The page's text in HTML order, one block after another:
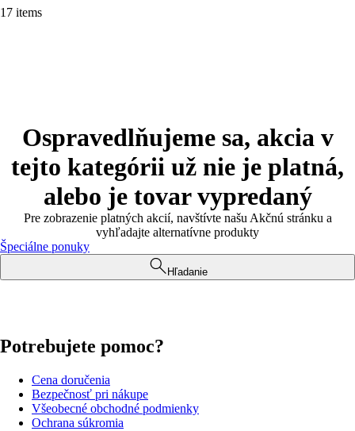
17 items
Ospravedlňujeme sa, akcia v
tejto kategórii už nie je platná,
alebo je tovar vypredaný
Pre zobrazenie platných akcií, navštívte našu Akčnú stránku a
vyhľadajte alternatívne produkty
Špeciálne ponuky
Hľadanie
Potrebujete pomoc?
Cena doručenia
Bezpečnosť pri nákupe
Všeobecné obchodné podmienky
Ochrana súkromia